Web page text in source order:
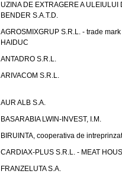
UZINA DE EXTRAGERE A ULEIULUI
BENDER S.A.T.D.
AGROSMIXGRUP S.R.L. - trade mark
HAIDUC
ANTADRO S.R.L.
ARIVACOM S.R.L.
AUR ALB S.A.
BASARABIA LWIN-INVEST, I.M.
BIRUINTA, cooperativa de
CARDIAX-PLUS S.R.L. - MEAT
FRANZELUTA S.A.